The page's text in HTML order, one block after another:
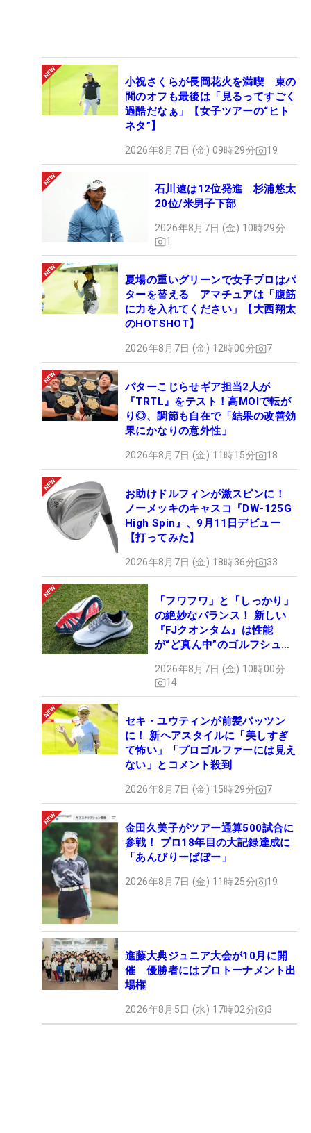
小祝さくらが長岡花火を満喫 束の
間のオフも最後は「見るってすごく
過酷だなぁ」【女子ツアーの“ヒト
ネタ”】
2026年8月7日 (金) 09時29分 19
石川遼は12位発進 杉浦悠太
20位/米男子下部
2026年8月7日 (金) 10時29分
1
夏場の重いグリーンで女子プロはパ
ターを替える アマチュアは「腹筋
に力を入れてください」【大西翔太
のHOTSHOT】
2026年8月7日 (金) 12時00分 7
パターこじらせギア担当2人が
『TRTL』をテスト！高MOIで転が
り◎、調節も自在で「結果の改善効
果にかなりの意外性」
2026年8月7日 (金) 11時15分 18
お助けドルフィンが激スピンに！
ノーメッキのキャスコ『DW-125G
High Spin』、9月11日デビュー
【打ってみた】
2026年8月7日 (金) 18時36分 33
「フワフワ」と「しっかり」
の絶妙なバランス！ 新しい
『FJクオンタム』は性能
が“ど真ん中”のゴルフシュー
2026年8月7日 (金) 10時00分
14
セキ・ユウティンが前髪パッツン
に！ 新ヘアスタイルに「美しすぎ
て怖い」「プロゴルファーには見え
ない」とコメント殺到
2026年8月7日 (金) 15時29分 7
金田久美子がツアー通算500試合に
参戦！ プロ18年目の大記録達成に
「あんびりーばぼー」
2026年8月7日 (金) 11時25分 19
進藤大典ジュニア大会が10月に開
催 優勝者にはプロトーナメント出
場権
2026年8月5日 (水) 17時02分 3